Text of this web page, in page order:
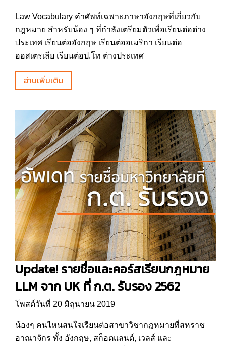
Law Vocabulary คำศัพท์เฉพาะภาษาอังกฤษที่เกี่ยวกับ
กฎหมาย สำหรับน้อง ๆ ที่กำลังเตรียมตัวเพื่อเรียนต่อต่าง
ประเทศ เรียนต่ออังกฤษ เรียนต่ออเมริกา เรียนต่อ
ออสเตรเลีย เรียนต่อป.โท ต่างประเทศ
อ่านเพิ่มเติม
Update! รายชื่อและคอร์สเรียนกฎหมาย
LLM จาก UK ที่ ก.ต. รับรอง 2562
โพสต์วันที่ 20 มิถุนายน 2019
น้องๆ คนไหนสนใจเรียนต่อสาขาวิชากฎหมายที่สหราช
อาณาจักร ทั้ง อังกฤษ, สก็อตแลนด์, เวลส์ และ